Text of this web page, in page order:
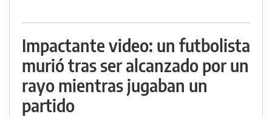
Impactante video: un futbolista
murió tras ser alcanzado por un
rayo mientras jugaban un
partido